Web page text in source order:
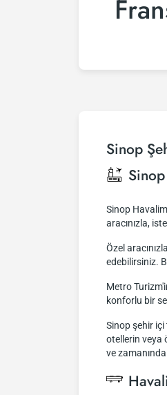
Sinop
Sinop
aracınızla,
Özel
edebilirsiniz.
Metro
konforlu bir
Sinop şehir içi
otellerin veya
ve